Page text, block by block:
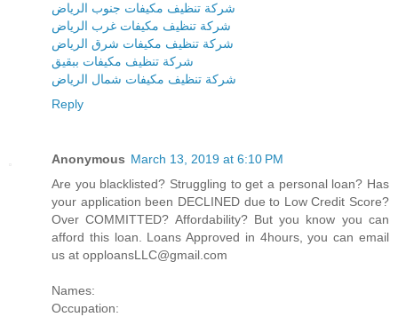
شركة تنظيف مكيفات جنوب الرياض
شركة تنظيف مكيفات غرب الرياض
شركة تنظيف مكيفات شرق الرياض
شركة تنظيف مكيفات ببقيق
شركة تنظيف مكيفات شمال الرياض
Reply
Anonymous March 13, 2019 at 6:10 PM
Are you blacklisted? Struggling to get a personal loan? Has
your application been DECLINED due to Low Credit Score?
Over COMMITTED? Affordability? But you know you can
afford this loan. Loans Approved in 4hours, you can email
us at opploansLLC@gmail.com
Names:
Occupation: